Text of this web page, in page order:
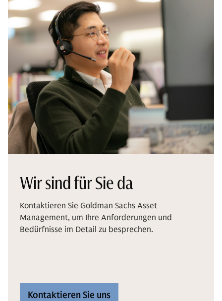
Wir sind für Sie da
Kontaktieren Sie Goldman Sachs Asset
Management, um Ihre Anforderungen und
Bedürfnisse im Detail zu besprechen.
Kontaktieren Sie uns